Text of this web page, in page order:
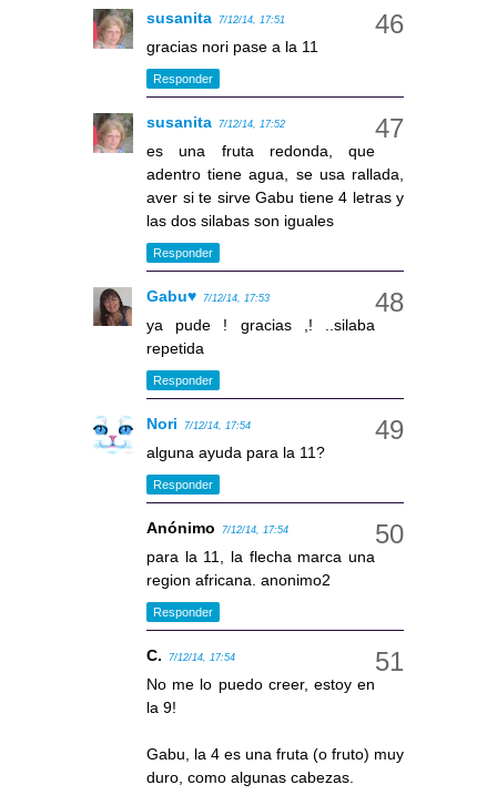
susanita 7/12/14, 17:51
gracias nori pase a la 11
Responder
susanita 7/12/14, 17:52
es una fruta redonda, que
adentro tiene agua, se usa rallada,
aver si te sirve Gabu tiene 4 letras y
las dos silabas son iguales
Responder
Gabu♥ 7/12/14, 17:53
ya pude ! gracias ,! ..silaba
repetida
Responder
Nori 7/12/14, 17:54
alguna ayuda para la 11?
Responder
Anónimo 7/12/14, 17:54
para la 11, la flecha marca una
region africana. anonimo2
Responder
C. 7/12/14, 17:54
No me lo puedo creer, estoy en
la 9!
Gabu, la 4 es una fruta (o fruto) muy
duro, como algunas cabezas.